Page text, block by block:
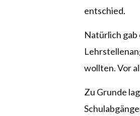
entschied.
Natürlich
wollten. Vor
Zu Grunde